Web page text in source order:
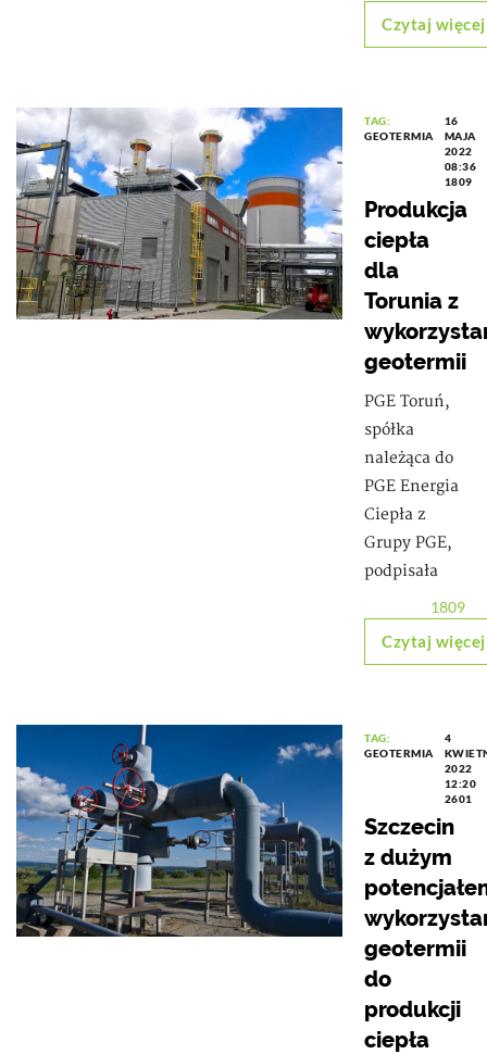
Czytaj więcej
TAG:
GEOTERMIA
16
MAJA
2022
08:36
1809
Produkcja
ciepła
dla
Torunia z
geotermii
PGE Toruń,
spółka
należąca do
PGE Energia
Ciepła z
Grupy PGE,
podpisała
1809
Czytaj więcej
TAG:
GEOTERMIA
4
2022
12:20
2601
Szczecin
z dużym
geotermii
do
produkcji
ciepła